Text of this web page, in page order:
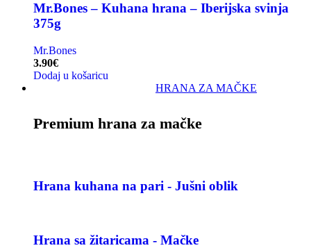
Mr.Bones – Kuhana hrana – Iberijska svinja
375g
Mr.Bones
3.90€
Dodaj u košaricu
HRANA ZA MAČKE
Premium hrana za mačke
Hrana kuhana na pari - Jušni oblik
Hrana sa žitaricama - Mačke